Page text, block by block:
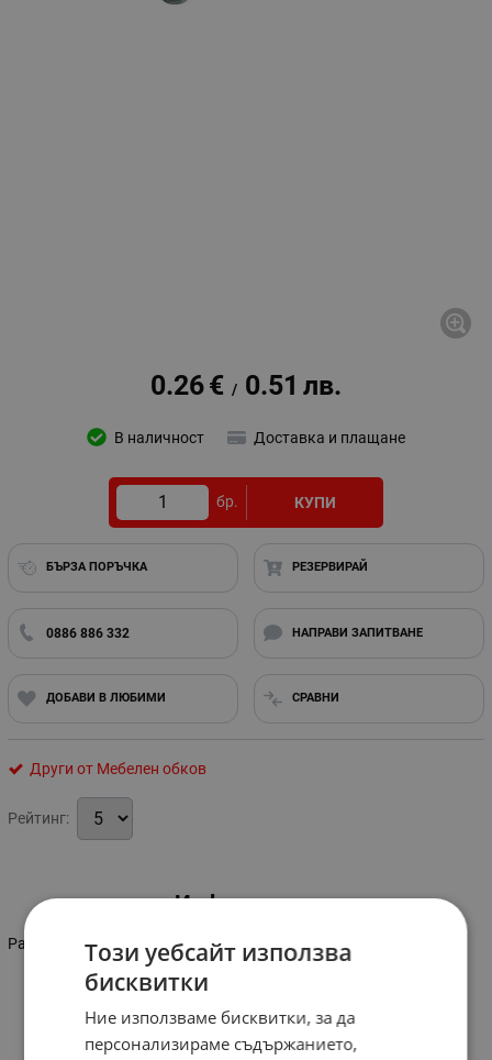
0.26€ / 0.51 лв.
В наличност Доставка и плащане
бр. КУПИ
БЪРЗА ПОРЪЧКА РЕЗЕРВИРАЙ
0886 886 332 НАПРАВИ ЗАПИТВАНЕ
ДОБАВИ В ЛЮБИМИ СРАВНИ
Други от Мебелен обков
Рейтинг:
Информация
Размери: 100х125ммТози уебсайт използва
бисквитки
Ние използваме бисквитки, за да
персонализираме съдържанието,